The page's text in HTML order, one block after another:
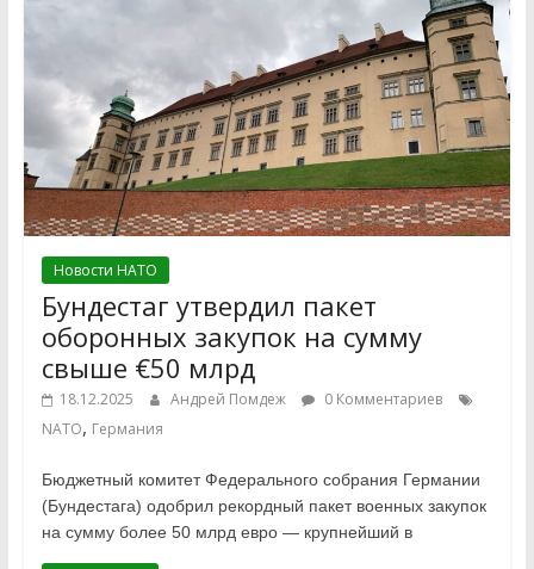
Новости НАТО
Бундестаг утвердил пакет
оборонных закупок на сумму
свыше €50 млрд
18.12.2025 Андрей Помдеж
0 Комментариев
NATO, Германия
Бюджетный комитет Федерального собрания Германии
(Бундестага) одобрил рекордный пакет военных закупок
на сумму более 50 млрд евро — крупнейший в